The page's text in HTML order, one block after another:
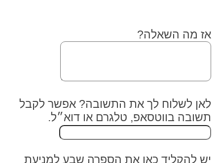
אז מה השאלה?
לאן לשלוח לך את התשובה? אפשר לקבל
תשובה בווטסאפ, טלגרם או דוא״ל.
יש להקליד כאן את הספרה שבע למניעת